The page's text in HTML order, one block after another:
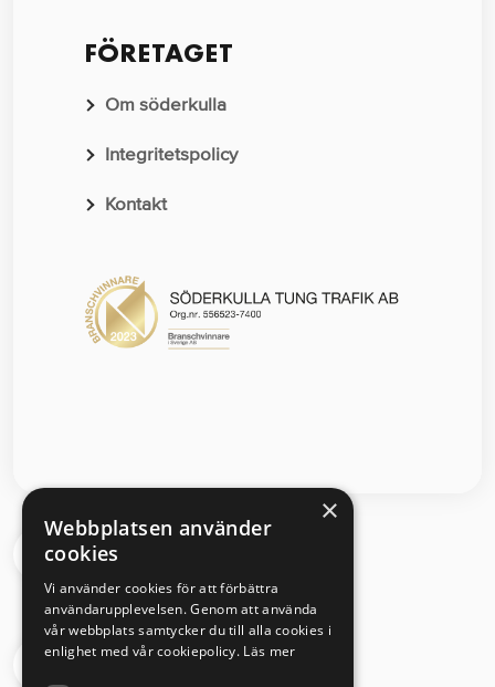
FÖRETAGET
Om söderkulla
Integritetspolicy
Kontakt
Segloravägen 6 504 64 Borås
033 - 430 08 00
×
Webbplatsen använder
cookies
Vi använder cookies för att förbättra
användarupplevelsen. Genom att använda
vår webbplats samtycker du till alla cookies i
enlighet med vår cookiepolicy. Läs mer